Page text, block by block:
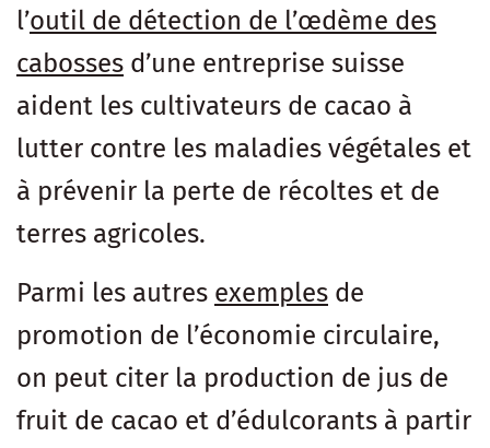
l’outil de détection de l’œdème des
cabosses d’une entreprise suisse
aident les cultivateurs de cacao à
lutter contre les maladies végétales et
à prévenir la perte de récoltes et de
terres agricoles.
Parmi les autres exemples de
promotion de l’économie circulaire,
on peut citer la production de jus de
fruit de cacao et d’édulcorants à partir